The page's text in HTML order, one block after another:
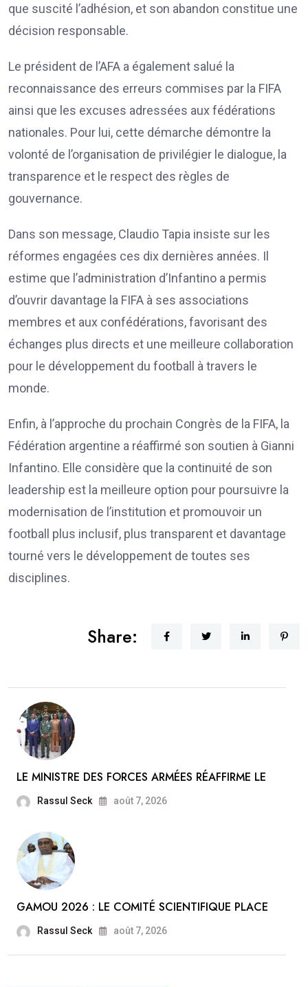
que suscité l’adhésion, et son abandon constitue une
décision responsable.
Le président de l’AFA a également salué la
reconnaissance des erreurs commises par la FIFA
ainsi que les excuses adressées aux fédérations
nationales. Pour lui, cette démarche démontre la
volonté de l’organisation de privilégier le dialogue, la
transparence et le respect des règles de
gouvernance.
Dans son message, Claudio Tapia insiste sur les
réformes engagées ces dix dernières années. Il
estime que l’administration d’Infantino a permis
d’ouvrir davantage la FIFA à ses associations
membres et aux confédérations, favorisant des
échanges plus directs et une meilleure collaboration
pour le développement du football à travers le
monde.
Enfin, à l’approche du prochain Congrès de la FIFA, la
Fédération argentine a réaffirmé son soutien à Gianni
Infantino. Elle considère que la continuité de son
leadership est la meilleure option pour poursuivre la
modernisation de l’institution et promouvoir un
football plus inclusif, plus transparent et davantage
tourné vers le développement de toutes ses
disciplines.
Share:
LE MINISTRE DES FORCES ARMÉES RÉAFFIRME LE
Rassul Seck août 7, 2026
GAMOU 2026 : LE COMITÉ SCIENTIFIQUE PLACE
Rassul Seck août 7, 2026